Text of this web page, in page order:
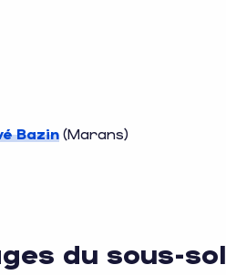
Bazin (Marans)
du sous-sol